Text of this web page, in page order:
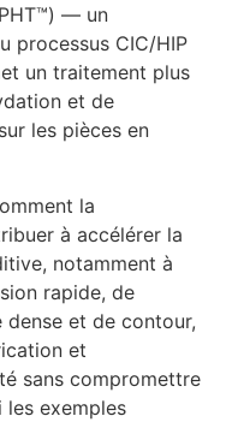
— un
processus CIC/HIP
un traitement plus
et de
les pièces en
la
à accélérer la
notamment à
rapide, de
dense et de contour,
et
sans compromettre
les exemples